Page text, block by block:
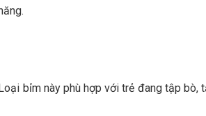
bỉm này phù hợp với trẻ đang tập bò,